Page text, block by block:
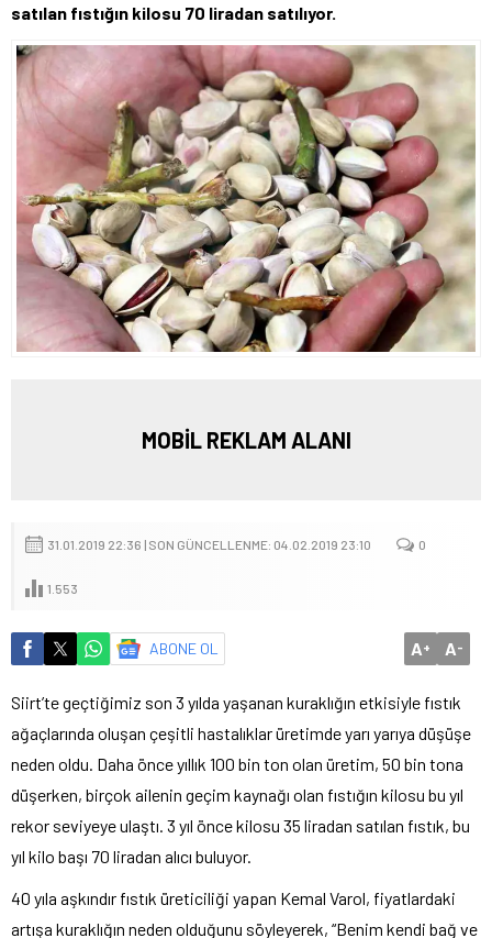
satılan fıstığın kilosu 70 liradan satılıyor.
MOBİL REKLAM ALANI
31.01.2019 22:36 | SON GÜNCELLENME: 04.02.2019 23:10 0
1.553
ABONE OL A+ A-
Siirt’te geçtiğimiz son 3 yılda yaşanan kuraklığın etkisiyle fıstık
ağaçlarında oluşan çeşitli hastalıklar üretimde yarı yarıya düşüşe
neden oldu. Daha önce yıllık 100 bin ton olan üretim, 50 bin tona
düşerken, birçok ailenin geçim kaynağı olan fıstığın kilosu bu yıl
rekor seviyeye ulaştı. 3 yıl önce kilosu 35 liradan satılan fıstık, bu
yıl kilo başı 70 liradan alıcı buluyor.
40 yıla aşkındır fıstık üreticiliği yapan Kemal Varol, fiyatlardaki
artışa kuraklığın neden olduğunu söyleyerek, “Benim kendi bağ ve